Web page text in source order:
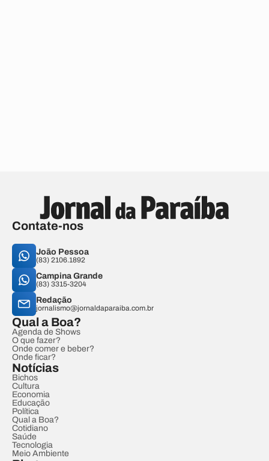
Contate-nos
João Pessoa
(83) 2106.1892
Campina Grande
(83) 3315-3204
Redação
jornalismo@jornaldaparaiba.com.br
Qual a Boa?
Agenda de Shows
O que fazer?
Onde comer e beber?
Onde ficar?
Notícias
Bichos
Cultura
Economia
Educação
Política
Qual a Boa?
Cotidiano
Saúde
Tecnologia
Meio Ambiente